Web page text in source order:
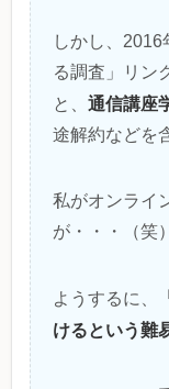
しかし、
る調査」リン
と、 通信講座
途解約などを
私がオンライ
が・・・（笑）
ようするに、
けるという難